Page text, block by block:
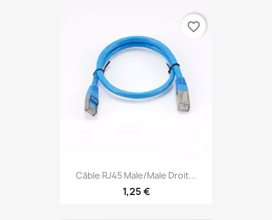
Câble RJ45 Male/Male Droit...
1,25 €
favorite_border